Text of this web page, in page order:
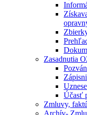
Zasadnutia
Účasť
Zmluvy,
Archív-